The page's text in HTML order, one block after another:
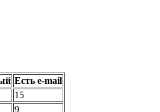
Есть e-mail
15
9